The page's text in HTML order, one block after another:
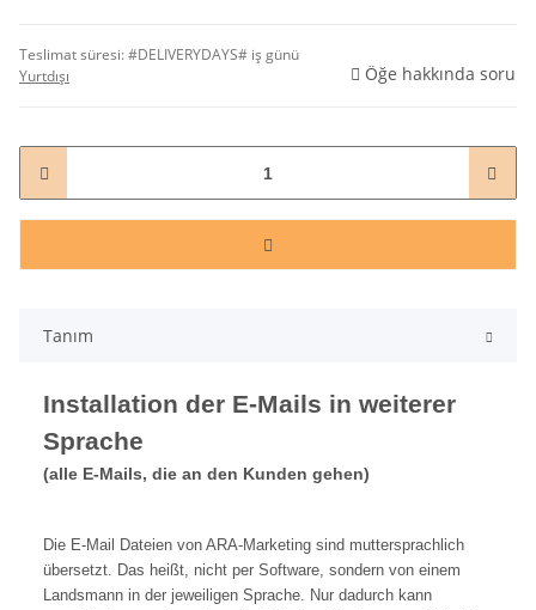
Teslimat süresi:#DELIVERYDAYS# iş günü
Yurtdışı
Öğe hakkında soru
Tanım
Installation der E-Mails in weiterer
Sprache
(alle E-Mails, die an den Kunden gehen)
Die E-Mail Dateien von ARA-Marketing sind muttersprachlich
übersetzt. Das heißt, nicht per Software, sondern von einem
Landsmann in der jeweiligen Sprache. Nur dadurch kann